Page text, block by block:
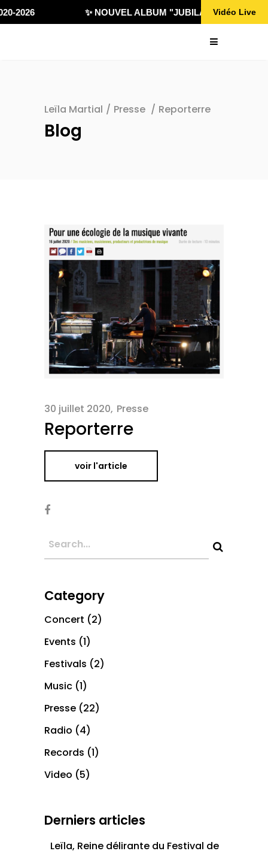
2026 ✨ NOUVEL ALBUM "JUBILÄ 432"Vidéo Live
Leïla Martial / Presse / Reporterre
Blog
30 juillet 2020 Presse
Reporterre
voir l'article
Category
Concert (2)
Events (1)
Festivals (2)
Music (1)
Presse (22)
Radio (4)
Records (1)
Video (5)
Derniers articles
Leïla, Reine délirante du Festival de